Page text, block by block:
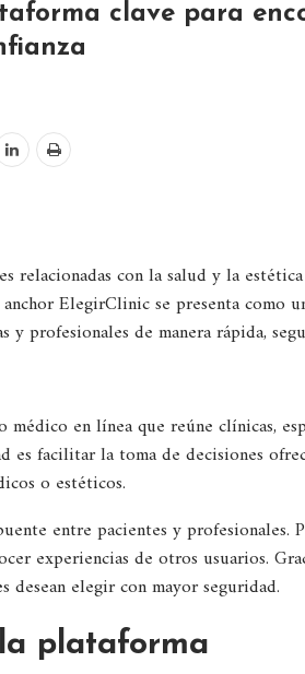
clave para
relacionadas con la salud y la
ElegirClinic se presenta como
y profesionales de manera rápida,
en línea que reúne clínicas,
es facilitar la toma de decisiones
o estéticos.
entre pacientes y
experiencias de otros usuarios.
desean elegir con mayor seguridad.
plataforma